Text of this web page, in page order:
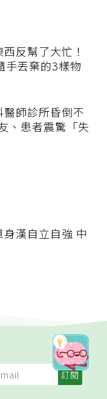
反幫了大忙！
手丟棄的3樣物
師診所昏倒不
、患者震驚「失
漢自立自強 中